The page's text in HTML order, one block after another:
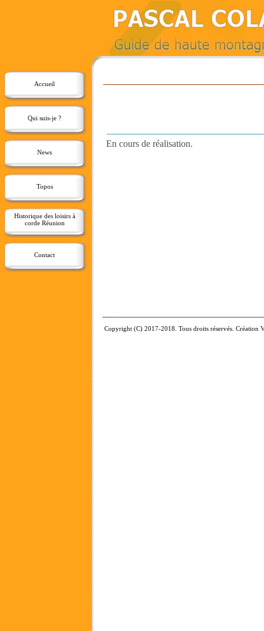
Accueil
Qui suis-je ?
News
Topos
Historique des loisirs à
corde Réunion
Contact
En cours de réalisation.
Copyright (C) 2017-2018. Tous droits réservés. Création